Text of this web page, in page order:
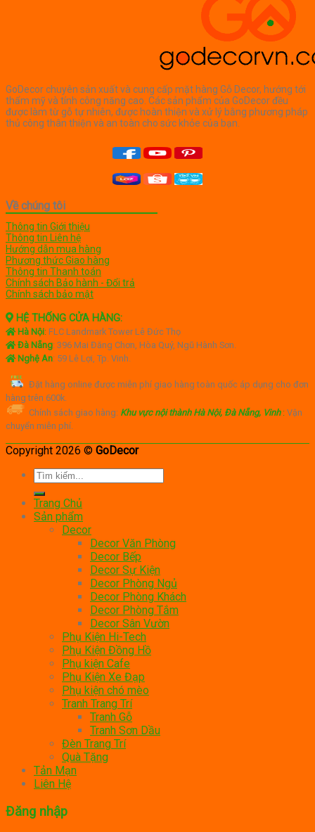
GoDecor chuyên sản xuất và cung cấp mặt hàng Gỗ Decor, hướng tới
thẩm mỹ và tính công năng cao. Các sản phẩm của GoDecor đều
được làm từ gỗ tự nhiên, được hoàn thiện và xử lý bằng phương pháp
thủ công thân thiện và an toàn cho sức khỏe của bạn.
Về chúng tôi
Thông tin Giới thiệu
Thông tin Liên hệ
Hướng dẫn mua hàng
Phương thức Giao hàng
Thông tin Thanh toán
Chính sách Bảo hành - Đổi trả
Chính sách bảo mật
HỆ THỐNG CỬA HÀNG:
Hà Nội: FLC Landmark Tower Lê Đức Thọ
Đà Nẵng: 396 Mai Đăng Chơn, Hòa Quý, Ngũ Hành Sơn.
Nghệ An: 59 Lê Lợi, Tp. Vinh.
Đặt hàng online được miễn phí giao hàng toàn quốc áp dụng cho đơn
hàng trên 600k.
Chính sách giao hàng: Khu vực nội thành Hà Nội, Đà Nẵng, Vinh: Vận
chuyển miễn phí.
Copyright 2026 © GoDecor
Tìm
kiếm:
Trang Chủ
Sản phẩm
Decor
Decor Văn Phòng
Decor Bếp
Decor Sự Kiện
Decor Phòng Ngủ
Decor Phòng Khách
Decor Phòng Tắm
Decor Sân Vườn
Phụ Kiện Hi-Tech
Phụ Kiện Đồng Hồ
Phụ kiện Cafe
Phụ Kiện Xe Đạp
Phụ kiện chó mèo
Tranh Trang Trí
Tranh Gỗ
Tranh Sơn Dầu
Đèn Trang Trí
Quà Tặng
Tản Mạn
Liên Hệ
Đăng nhập